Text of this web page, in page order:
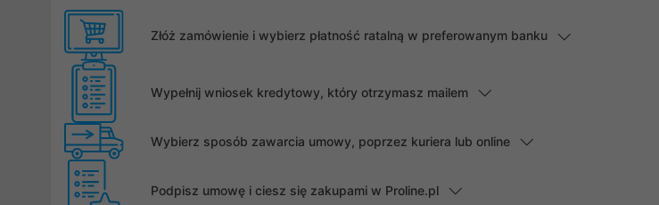
Złóż zamówienie i wybierz płatność ratalną w preferowanym banku
Wypełnij wniosek kredytowy, który otrzymasz mailem
Wybierz sposób zawarcia umowy, poprzez kuriera lub online
Podpisz umowę i ciesz się zakupami w Proline.pl